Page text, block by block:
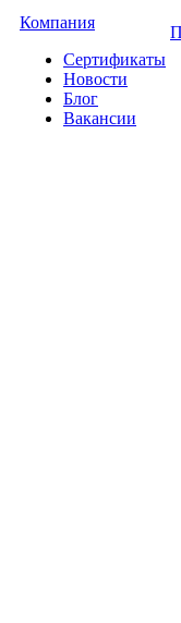
Компания
Сертификаты
Новости
Блог
Вакансии